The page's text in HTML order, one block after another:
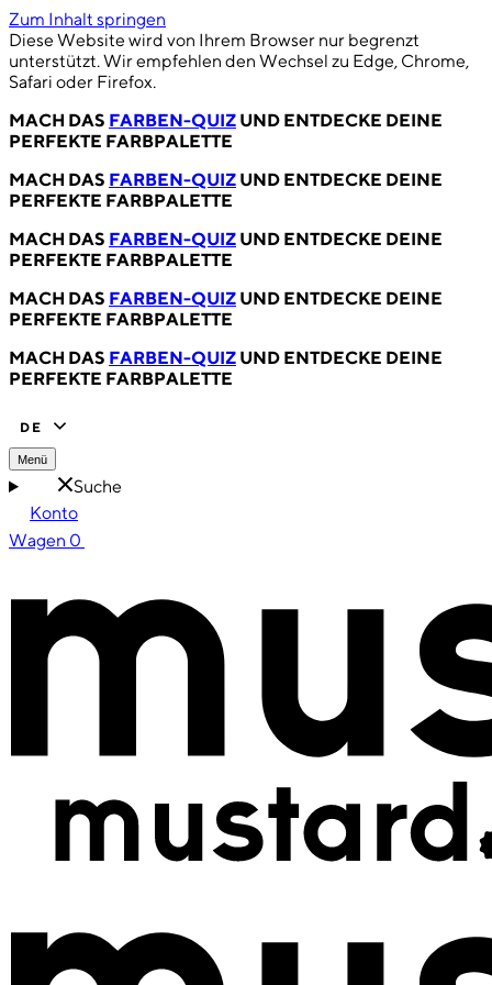
Zum Inhalt springen
Diese Website wird von Ihrem Browser nur begrenzt
unterstützt. Wir empfehlen den Wechsel zu Edge, Chrome,
Safari oder Firefox.
MACH DAS FARBEN-QUIZ UND ENTDECKE DEINE
PERFEKTE FARBPALETTE
MACH DAS FARBEN-QUIZ UND ENTDECKE DEINE
PERFEKTE FARBPALETTE
MACH DAS FARBEN-QUIZ UND ENTDECKE DEINE
PERFEKTE FARBPALETTE
MACH DAS FARBEN-QUIZ UND ENTDECKE DEINE
PERFEKTE FARBPALETTE
MACH DAS FARBEN-QUIZ UND ENTDECKE DEINE
PERFEKTE FARBPALETTE
DE
Menü
Suche
Konto
Wagen 0